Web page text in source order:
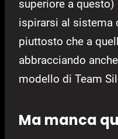
superiore a
ispirarsi al sistema
piuttosto che a
abbracciando
modello di Team
Ma manca